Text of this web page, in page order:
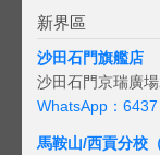
新界區
沙田石門旗艦店
沙田石門京瑞廣
WhatsApp：
馬鞍山/西貢分校